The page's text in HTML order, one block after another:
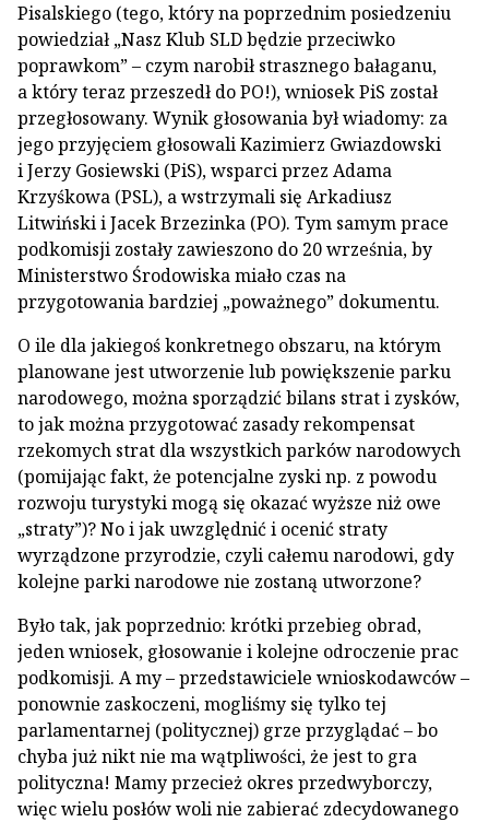
Pisalskiego (tego, który na poprzednim posiedzeniu
powiedział „Nasz Klub SLD będzie przeciwko
poprawkom” – czym narobił strasznego bałaganu,
a który teraz przeszedł do PO!), wniosek PiS został
przegłosowany. Wynik głosowania był wiadomy: za
jego przyjęciem głosowali Kazimierz Gwiazdowski
i Jerzy Gosiewski (PiS), wsparci przez Adama
Krzyśkowa (PSL), a wstrzymali się Arkadiusz
Litwiński i Jacek Brzezinka (PO). Tym samym prace
podkomisji zostały zawieszono do 20 września, by
Ministerstwo Środowiska miało czas na
przygotowania bardziej „poważnego” dokumentu.
O ile dla jakiegoś konkretnego obszaru, na którym
planowane jest utworzenie lub powiększenie parku
narodowego, można sporządzić bilans strat i zysków,
to jak można przygotować zasady rekompensat
rzekomych strat dla wszystkich parków narodowych
(pomijając fakt, że potencjalne zyski np. z powodu
rozwoju turystyki mogą się okazać wyższe niż owe
„straty”)? No i jak uwzględnić i ocenić straty
wyrządzone przyrodzie, czyli całemu narodowi, gdy
kolejne parki narodowe nie zostaną utworzone?
Było tak, jak poprzednio: krótki przebieg obrad,
jeden wniosek, głosowanie i kolejne odroczenie prac
podkomisji. A my – przedstawiciele wnioskodawców –
ponownie zaskoczeni, mogliśmy się tylko tej
parlamentarnej (politycznej) grze przyglądać – bo
chyba już nikt nie ma wątpliwości, że jest to gra
polityczna! Mamy przecież okres przedwyborczy,
więc wielu posłów woli nie zabierać zdecydowanego